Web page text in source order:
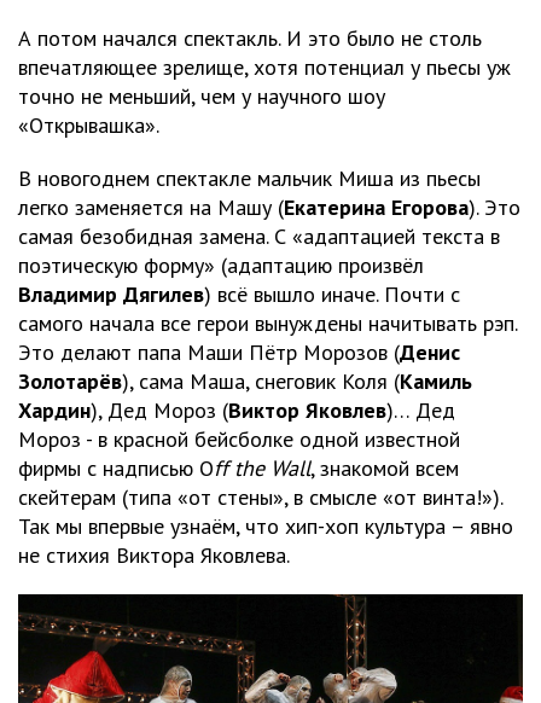
А потом начался спектакль. И это было не столь
впечатляющее зрелище, хотя потенциал у пьесы уж
точно не меньший, чем у научного шоу
«Открывашка».
В новогоднем спектакле мальчик Миша из пьесы
легко заменяется на Машу (Екатерина Егорова). Это
самая безобидная замена. С «адаптацией текста в
поэтическую форму» (адаптацию произвёл
Владимир Дягилев) всё вышло иначе. Почти с
самого начала все герои вынуждены начитывать рэп.
Это делают папа Маши Пётр Морозов (Денис
Золотарёв), сама Маша, снеговик Коля (Камиль
Хардин), Дед Мороз (Виктор Яковлев)… Дед
Мороз - в красной бейсболке одной известной
фирмы с надписью Off the Wall, знакомой всем
скейтерам (типа «от стены», в смысле «от винта!»).
Так мы впервые узнаём, что хип-хоп культура – явно
не стихия Виктора Яковлева.